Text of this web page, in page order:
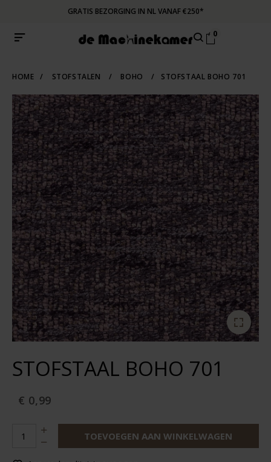
GRATIS BEZORGING IN NL VANAF €250*
0
HOME / STOFSTALEN / BOHO / STOFSTAAL BOHO 701
STOFSTAAL BOHO 701
€ 0,99
TOEVOEGEN AAN WINKELWAGEN